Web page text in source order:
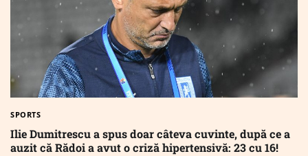
SPORTS
Ilie Dumitrescu a spus doar câteva cuvinte, după ce a
auzit că Rădoi a avut o criză hipertensivă: 23 cu 16!